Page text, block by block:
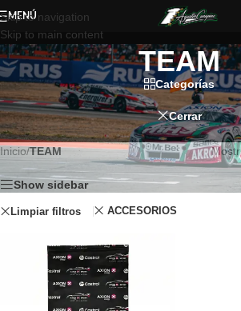
Skip to navigation
Skip to main content
MENÚ
TEAM
Categorías
Cerrar
Inicio/TEAM
Show sidebar
Limpiar filtros ACCESORIOS